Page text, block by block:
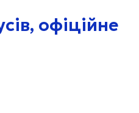
офіційне